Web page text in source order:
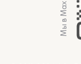
Мы в Max